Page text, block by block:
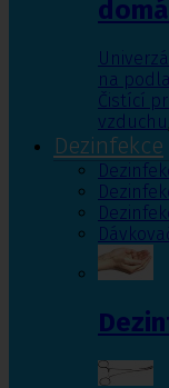
na
Čistící
vzduchu
Dezinfekce